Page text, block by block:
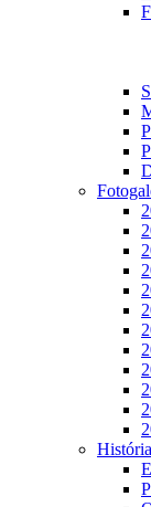
História